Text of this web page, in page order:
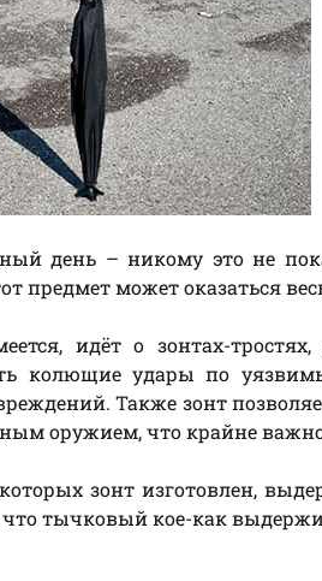
день – никому это не
предмет может оказаться
идёт о зонтах-
колющие удары по
Также зонт
оружием, что крайне
зонт изготовлен,
что тычковый кое-как